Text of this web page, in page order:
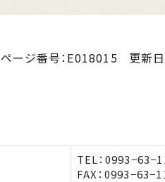
ページ番号：E018015 更新日
TEL：
FAX：